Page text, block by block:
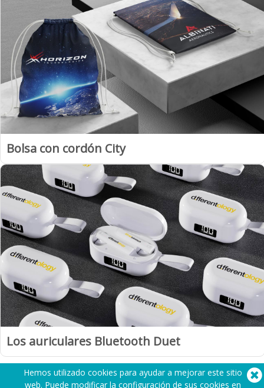
Bolsa con cordón City
Los auriculares Bluetooth Duet
Hemos utilizado cookies para ayudar a mejorar este sitio
web. Puede modificar la configuración de sus cookies en